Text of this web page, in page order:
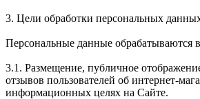
3. Цели обработки персональных
Персональные данные обрабатываются
3.1. Размещение, публичное
отзывов пользователей об интернет-
информационных целях на Сайте.